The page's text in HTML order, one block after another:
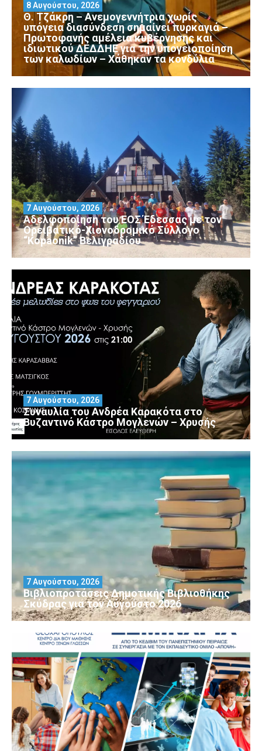
Θ. Τζάκρη – Ανεμογεννήτρια χωρίς
υπόγεια διασύνδεση σημαίνει πυρκαγιά –
Πρωτοφανής αμέλεια κυβέρνησης και
ιδιωτικού ΔΕΔΔΗΕ για την υπογειοποίηση
των καλωδίων – Χάθηκαν τα κονδύλια
8 Αυγούστου, 2026
Αδελφοποίηση του ΕΟΣ Έδεσσας με τον
Ορειβατικό-Χιονοδρομικό Σύλλογο
“Kopaonik” Βελιγραδίου
7 Αυγούστου, 2026
Συναυλία του Ανδρέα Καρακότα στο
Βυζαντινό Κάστρο Μογλενών – Χρυσής
7 Αυγούστου, 2026
Βιβλιοπροτάσεις Δημοτικής Βιβλιοθήκης
Σκύδρας για τον Αύγούστο 2026
7 Αυγούστου, 2026